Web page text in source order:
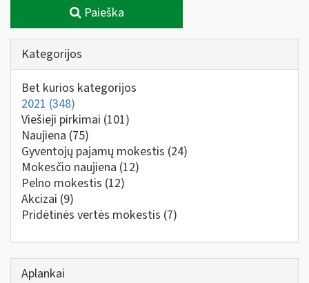
Paieška
Kategorijos
Bet kurios kategorijos
2021 (348)
Viešieji pirkimai (101)
Naujiena (75)
Gyventojų pajamų mokestis (24)
Mokesčio naujiena (12)
Pelno mokestis (12)
Akcizai (9)
Pridėtinės vertės mokestis (7)
Aplankai